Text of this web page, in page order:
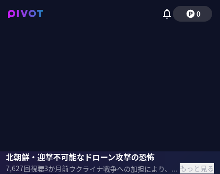
0
北朝鮮・迎撃不可能なドローン攻撃の恐怖
7,627回視聴3か月前 ウクライナ戦争への加担により、北朝鮮は「抑止」から「実行」可能な現実の脅威へと変貌を遂げた。ロシアから技術供与された安価な自爆ドローンの大量投入や、日本を狙う匿名性の高いグレーゾーン攻撃のリスクが高まっている。地政学の専門家・田中孝幸氏が、新たなステージに突入した独裁国家の脅威と、日本が急ぐべき安全保障の再設計について解説する。 ＜ゲスト＞ 田中孝幸｜国際政治記者 1998年日本経済新聞社入社。モスクワ支局員やウィーン支局長を歴任。40カ国以上で要人や軍人を取材し、現在は編集委員兼論説委員。ウクライナ侵攻の現地報道により、25年ロシアから入国禁止措置を受けた。著書「13歳からの地政学」は26万部超のベストセラー。 ＜参考書籍＞ 『世界を解き明かす地政学』 田中孝幸（著）日経BP（刊） もっと見る
田中孝幸 西川典孝